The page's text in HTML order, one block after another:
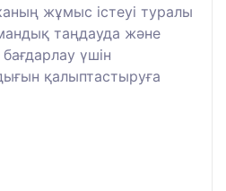
жұмыс істеуі туралы
таңдауда және
үшін
қалыптастыруға